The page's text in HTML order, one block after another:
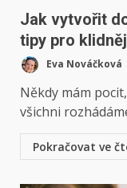
Jak vytvořit
tipy pro
Eva Nováčková
Někdy mám
všichni
Pokračovat ve